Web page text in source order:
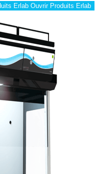
Erlab Ouvrir Produits Erlab